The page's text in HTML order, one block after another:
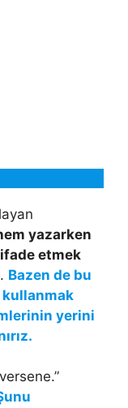
yazarken
etmek
. Bazen de bu
kullanmak
yerini
versene.”